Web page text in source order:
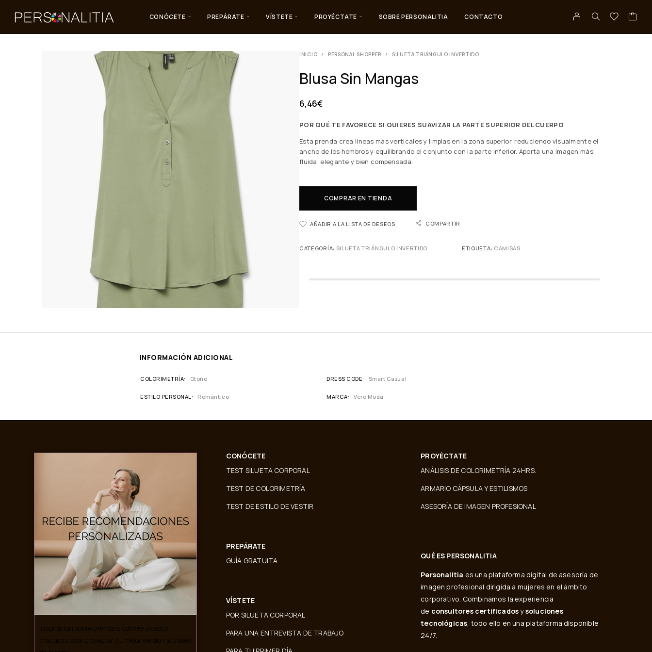
CONÓCETE PREPÁRATE VÍSTETE PROYÉCTATE SOBRE PERSONALITIA CONTACTO
INICIO PERSONAL SHOPPER SILUETA TRIÁNGULO INVERTIDO
Blusa Sin Mangas
6,46€
POR QUÉ TE FAVORECE SI QUIERES SUAVIZAR LA PARTE SUPERIOR DEL CUERPO
Esta prenda crea líneas más verticales y limpias en la zona superior, reduciendo visualmente el
ancho de los hombros y equilibrando el conjunto con la parte inferior. Aporta una imagen más
fluida, elegante y bien compensada.
COMPRAR EN TIENDA
AÑADIR A LA LISTA DE DESEOS COMPARTIR
CATEGORÍA: SILUETA TRIÁNGULO INVERTIDO ETIQUETA: CAMISAS
INFORMACIÓN ADICIONAL
COLORIMETRÍA Otoño DRESS CODE Smart Casual
ESTILO PERSONAL Romántico MARCA Vero Moda
Inspiración sobre prendas, colores y casos
prácticos para proyectar tu mejor versión a través
CONÓCETE
TEST SILUETA CORPORAL
TEST DE COLORIMETRÍA
TEST DE ESTILO DE VESTIR
PREPÁRATE
GUÍA GRATUITA
VÍSTETE
POR SILUETA CORPORAL
PARA UNA ENTREVISTA DE TRABAJO
PROYÉCTATE
ANÁLISIS DE COLORIMETRÍA 24HRS.
ARMARIO CÁPSULA Y ESTILISMOS
ASESORÍA DE IMAGEN PROFESIONAL
QUÉ ES PERSONALITIA
Personalitia es una plataforma digital de asesoría de
imagen profesional dirigida a mujeres en el ámbito
corporativo. Combinamos la experiencia
de consultores certificadosysoluciones
tecnológicas, todo ello en una plataforma disponible
24/7.